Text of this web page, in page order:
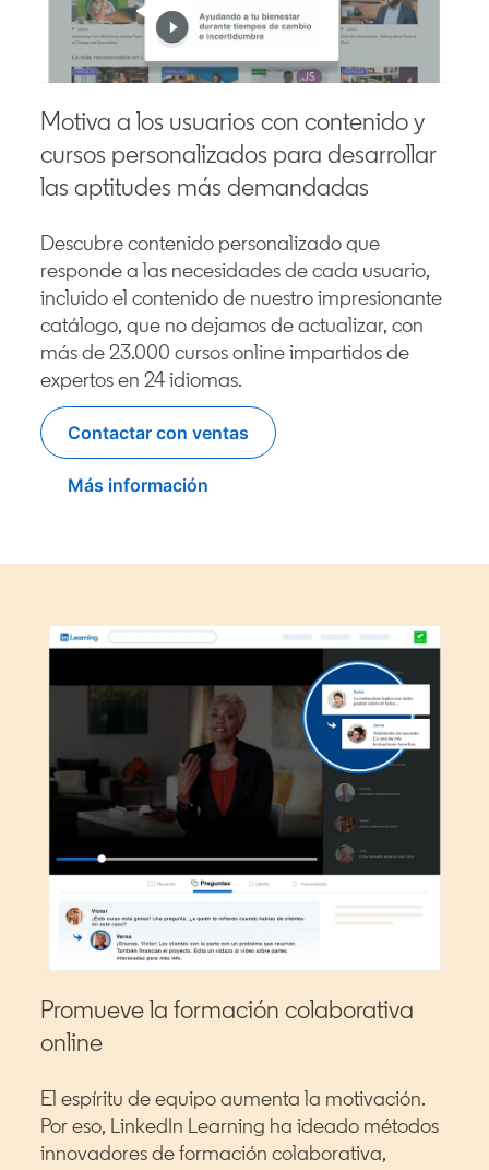
Motiva a los usuarios con contenido y
cursos personalizados para desarrollar
las aptitudes más demandadas
Descubre contenido personalizado que
responde a las necesidades de cada usuario,
incluido el contenido de nuestro impresionante
catálogo, que no dejamos de actualizar, con
más de 23.000 cursos online impartidos de
expertos en 24 idiomas.
Contactar con ventas
Más información
Promueve la formación colaborativa
online
El espíritu de equipo aumenta la motivación.
Por eso, LinkedIn Learning ha ideado métodos
innovadores de formación colaborativa,